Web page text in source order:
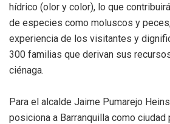
hídrico (olor y color), lo que
de especies como moluscos y
experiencia de los visitantes y
300 familias que derivan sus
ciénaga.
Para el alcalde Jaime Pumarejo
posiciona a Barranquilla como ciudad